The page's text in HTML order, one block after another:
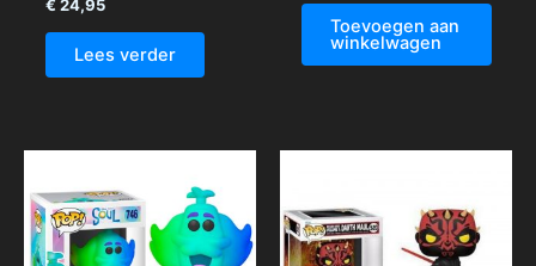
€ 24,95
Lees verder
Toevoegen aan
winkelwagen